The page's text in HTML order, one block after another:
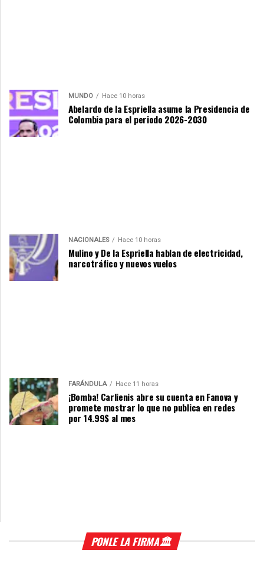
MUNDO Hace 10 horas
Abelardo de la Espriella asume la Presidencia de
Colombia para el periodo 2026-2030
NACIONALES Hace 10 horas
Mulino y De la Espriella hablan de electricidad,
narcotráfico y nuevos vuelos
FARÁNDULA Hace 11 horas
¡Bomba! Carlienis abre su cuenta en Fanova y
promete mostrar lo que no publica en redes
por 14.99$ al mes
PONLE LA FIRMA🏛️